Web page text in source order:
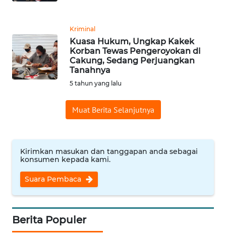
Kriminal
Kuasa Hukum, Ungkap Kakek
Korban Tewas Pengeroyokan di
Cakung, Sedang Perjuangkan
Tanahnya
5 tahun yang lalu
Muat Berita Selanjutnya
Kirimkan masukan dan tanggapan anda sebagai
konsumen kepada kami.
Suara Pembaca
Berita Populer
WN
SULTRA
WN
WN
SULBAR
WN
BABEL
WN
SUMBAR